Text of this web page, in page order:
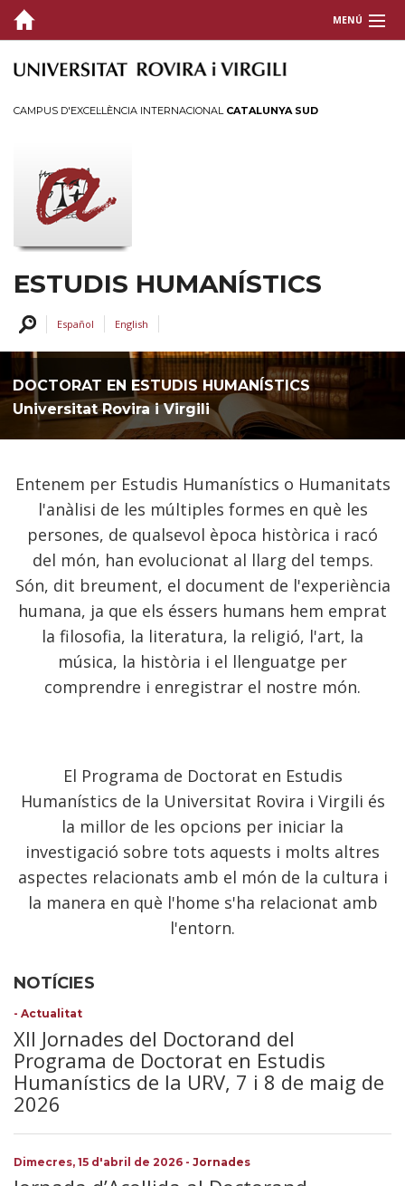
MENÚ
PRESENTACIÓ
PERFILS
SERVEIS I ACTIVITATS
CAMPUS D'EXCEL·LÈNCIA INTERNACIONAL CATALUNYA SUD
ESTUDIS HUMANÍSTICS
Español English
DOCTORAT EN ESTUDIS HUMANÍSTICS
Universitat Rovira i Virgili
Entenem per Estudis Humanístics o Humanitats
l'anàlisi de les múltiples formes en què les
persones, de qualsevol època històrica i racó
del món, han evolucionat al llarg del temps.
Són, dit breument, el document de l'experiència
humana, ja que els éssers humans hem emprat
la filosofia, la literatura, la religió, l'art, la
música, la història i el llenguatge per
comprendre i enregistrar el nostre món.
El Programa de Doctorat en Estudis
Humanístics de la Universitat Rovira i Virgili és
la millor de les opcions per iniciar la
investigació sobre tots aquests i molts altres
aspectes relacionats amb el món de la cultura i
la manera en què l'home s'ha relacionat amb
l'entorn.
NOTÍCIES
- Actualitat
XII Jornades del Doctorand del
Programa de Doctorat en Estudis
Humanístics de la URV, 7 i 8 de maig de
2026
Dimecres, 15 d'abril de 2026 - Jornades